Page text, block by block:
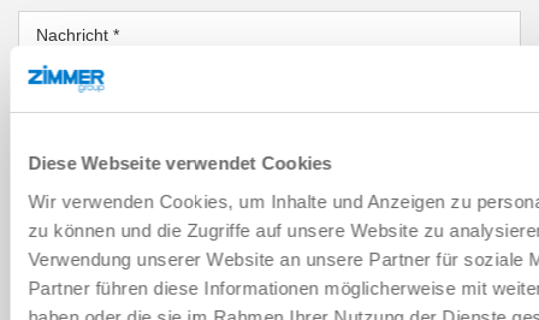
Diese Webseite verwendet Cookies
Wir verwenden Cookies, um Inhalte und Anzeigen zu
zu können und die Zugriffe auf unsere Website zu
Verwendung unserer Website an unsere Partner für soziale
Partner führen diese Informationen möglicherweise mit
Nachricht *
Ich habe dieDatenschutzerklärunggelesen und akzeptiere
diese.*